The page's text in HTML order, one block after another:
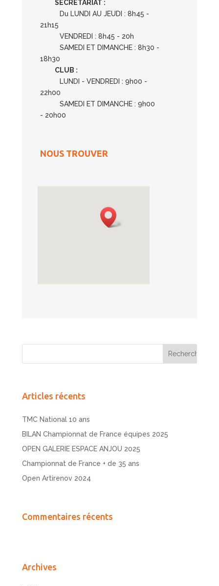
SECRETARIAT :
Du LUNDI AU JEUDI : 8h45 -
21h15
VENDREDI : 8h45 - 20h
SAMEDI ET DIMANCHE : 8h30 -
18h30
CLUB :
LUNDI - VENDREDI : 9h00 -
22h00
SAMEDI ET DIMANCHE : 9h00
- 20h00
NOUS TROUVER
Articles récents
TMC National 10 ans
BILAN Championnat de France équipes 2025
OPEN GALERIE ESPACE ANJOU 2025
Championnat de France + de 35 ans
Open Artirenov 2024
Commentaires récents
Archives